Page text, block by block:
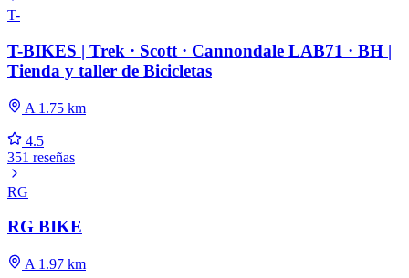
T-
T-BIKES | Trek · Scott · Cannondale LAB71 · BH |
Tienda y taller de Bicicletas
A 1.75 km
4.5
351 reseñas
RG
RG BIKE
A 1.97 km